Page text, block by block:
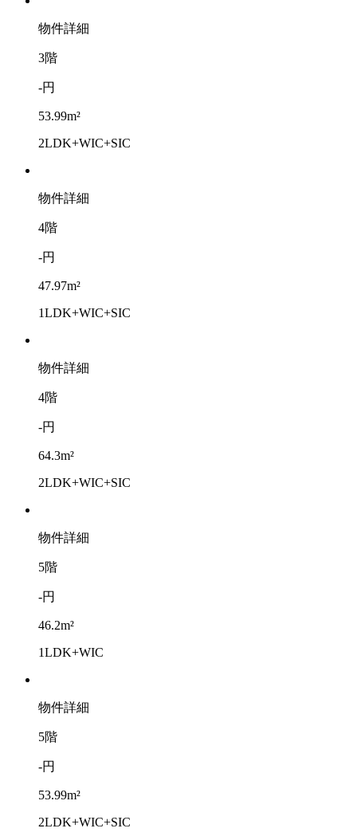
物件詳細
3階
-円
53.99m²
2LDK+WIC+SIC
物件詳細
4階
-円
47.97m²
1LDK+WIC+SIC
物件詳細
4階
-円
64.3m²
2LDK+WIC+SIC
物件詳細
5階
-円
46.2m²
1LDK+WIC
物件詳細
5階
-円
53.99m²
2LDK+WIC+SIC